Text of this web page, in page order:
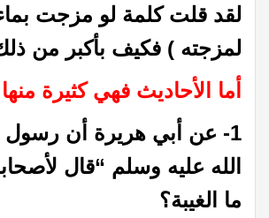
لقد قلت كلمة لو مزجت بماء
لمزجته ) فكيف بأكبر من
أما الأحاديث فهي كثيرة
1- عن أبي هريرة أن رسول
الله عليه وسلم “قال
ما الغيبة؟